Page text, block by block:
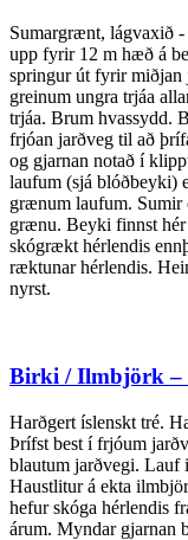
Sumargrænt, lágvaxið
upp fyrir 12 m hæð á
springur út fyrir
greinum ungra trjáa
trjáa. Brum hvassydd.
frjóan jarðveg til að
og gjarnan notað í
laufum (sjá blóðbeyki)
grænum laufum. Sumir
grænu. Beyki finnst
skógrækt hérlendis
ræktunar hérlendis.
nyrst.
Birki / Ilmbjörk –
Harðgert íslenskt tré.
Þrífst best í frjóum
blautum jarðvegi. Lauf
Haustlitur á ekta
hefur skóga hérlendis
árum. Myndar gjarnan